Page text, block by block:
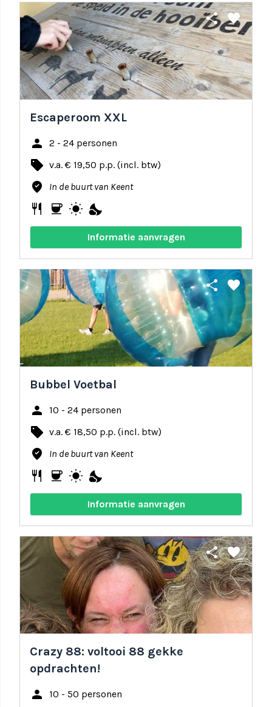
share favorite
Escaperoom XXL
person 2 - 24 personen
local_offer v.a. € 19,50 p.p. (incl. btw)
where_to_vote In de buurt van Keent
restaurant coffee wb_sunny nights_stay
Informatie aanvragen
share favorite
Bubbel Voetbal
person 10 - 24 personen
local_offer v.a. € 18,50 p.p. (incl. btw)
where_to_vote In de buurt van Keent
restaurant coffee wb_sunny nights_stay
Informatie aanvragen
share favorite
Crazy 88: voltooi 88 gekke
opdrachten!
person 10 - 50 personen